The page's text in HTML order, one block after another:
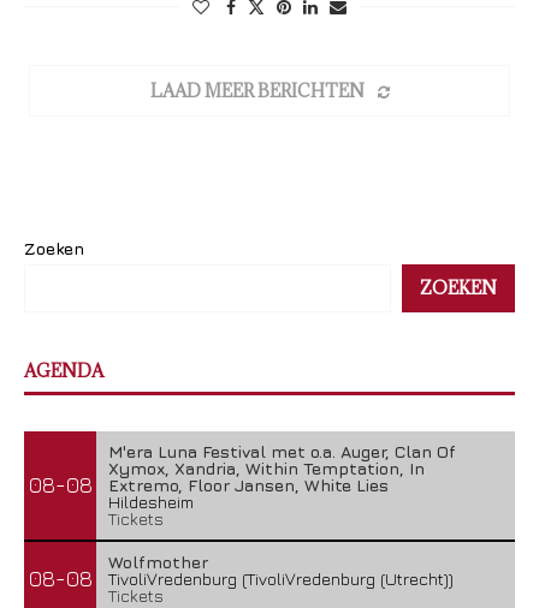
LAAD MEER BERICHTEN
Zoeken
ZOEKEN
AGENDA
08-08
M'era Luna Festival met o.a. Auger, Clan Of
Xymox, Xandria, Within Temptation, In
Extremo, Floor Jansen, White Lies
Hildesheim
Tickets
08-08
Wolfmother
TivoliVredenburg (TivoliVredenburg (Utrecht))
Tickets